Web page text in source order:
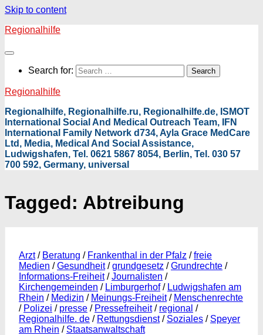
Skip to content
Regionalhilfe
Search for:
Regionalhilfe
Regionalhilfe, Regionalhilfe.ru, Regionalhilfe.de, ISMOT
International Social And Medical Outreach Team, IFN
International Family Network d734, Ayla Grace MedCare
Ltd, Media, Medical And Social Assistance,
Ludwigshafen, Tel. 0621 5867 8054, Berlin, Tel. 030 57
700 592, Germany, universal
Tagged: Abtreibung
Arzt/ Beratung / Frankenthal in der Pfalz /freie
Medien /Gesundheit/grundgesetz /Grundrechte /
Informations-Freiheit/Journalisten /
Kirchengemeinden / Limburgerhof/ Ludwigshafen am
Rhein / Medizin / Meinungs-Freiheit/ Menschenrechte
/ Polizei / presse / Pressefreiheit/ regional /
Regionalhilfe. de / Rettungsdienst/ Soziales / Speyer
am Rhein / Staatsanwaltschaft